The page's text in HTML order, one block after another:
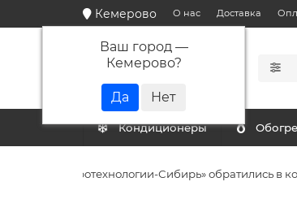
Кемерово
Ваш город —
Кемерово?
О нас Доставка
КАТАЛОГ
Кондиционеры
Агротехнологии-Сибирь» обратились в